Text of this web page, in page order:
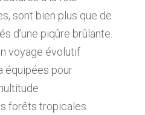
sont bien plus que de
d’une piqûre brûlante.
voyage évolutif
équipées pour
forêts tropicales